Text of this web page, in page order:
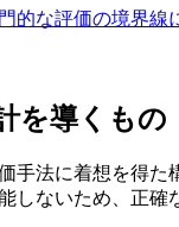
的な評価の境界線
を導くもの
手法に着想を得
しないため、正確